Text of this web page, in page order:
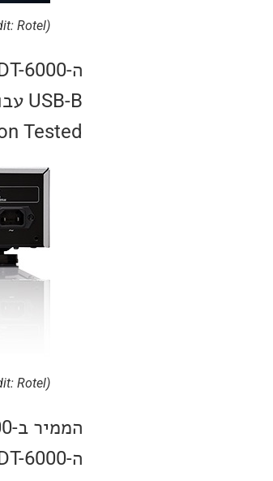
(Image Credit: Rotel)
Tested.
(Image Credit: Rotel)
ה-Rotel DT-6000 כולל יציאת RCA לא מאוזנת ויציאת XLR מאוזנת.